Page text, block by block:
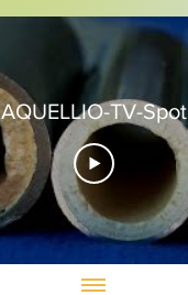
AQUELLIO-TV-Spot